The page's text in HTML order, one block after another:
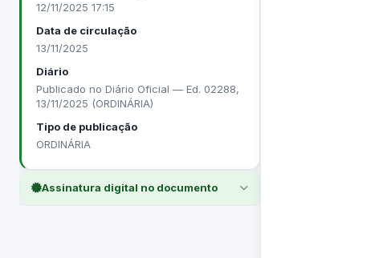
12/11/2025 17:15
Data de circulação
13/11/2025
Diário
Publicado no Diário Oficial — Ed. 02288,
13/11/2025 (ORDINÁRIA)
Tipo de publicação
ORDINÁRIA
Assinatura digital no documento